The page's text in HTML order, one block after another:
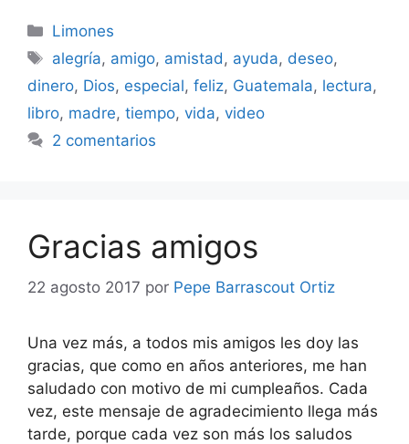
Categorías
Limones
Etiquetas
alegría, amigo, amistad, ayuda, deseo,
dinero, Dios, especial, feliz, Guatemala, lectura,
libro, madre, tiempo, vida, video
2 comentarios
Gracias amigos
22 agosto 2017 por Pepe Barrascout Ortiz
Una vez más, a todos mis amigos les doy las
gracias, que como en años anteriores, me han
saludado con motivo de mi cumpleaños. Cada
vez, este mensaje de agradecimiento llega más
tarde, porque cada vez son más los saludos